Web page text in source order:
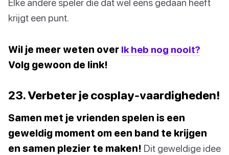
Elke andere speler die dat wel eens gedaan heeft
krijgt een punt.
Wil je meer weten over Ik heb nog nooit?
Volg gewoon de link!
23. Verbeter je cosplay-vaardigheden!
Samen met je vrienden spelen is een
geweldig moment om een band te krijgen
en samen plezier te maken! Dit geweldige idee